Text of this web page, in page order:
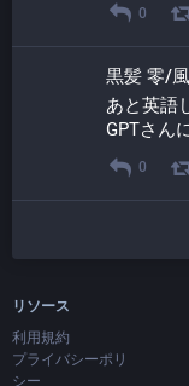
0
黒髪 零/
あと英語
GPTさん
0
リソース
利用規約
プライバシーポリ
シー